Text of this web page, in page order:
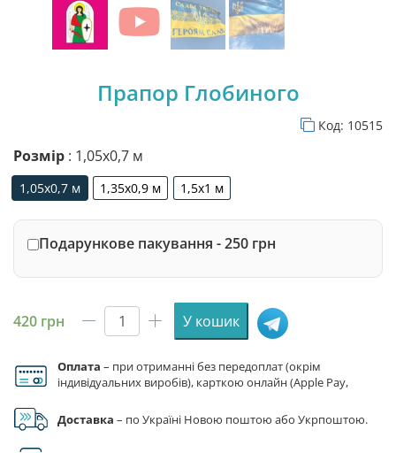
Прапор Глобиного
Код: 10515
Розмір : 1,05х0,7 м
1,05х0,7 м
1,05х0,7 м
1,35х0,9 м
1,35х0,9 м
1,5х1 м
1,5х1 м
Подарункове пакування - 250 грн
420 грн
Прапор
кількість
У кошик
Оплата – при отриманні без передоплат (окрім
індивідуальних виробів), карткою онлайн (Apple Pay,
Доставка – по Україні Новою поштою або Укрпоштою.